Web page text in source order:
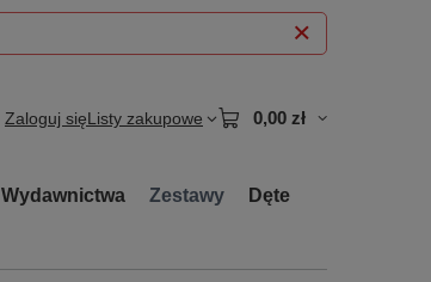
Zaloguj sięListy zakupowe 0,00 zł
Wydawnictwa Zestawy
Dęte